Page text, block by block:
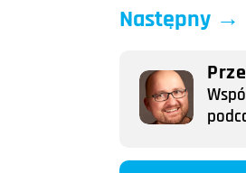
Następny →